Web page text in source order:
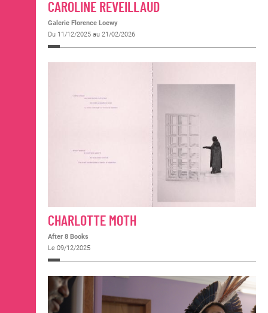
CAROLINE REVEILLAUD
Galerie Florence Loewy
Du 11/12/2025 au 21/02/2026
CHARLOTTE MOTH
After 8 Books
Le 09/12/2025